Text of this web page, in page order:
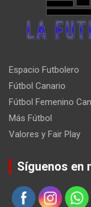
Espacio Futbolero
Fútbol Canario
Fútbol Femenino
Más Fútbol
Valores y Fair Play
Síguenos en